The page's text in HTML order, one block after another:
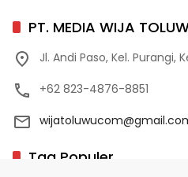
PT. MEDIA WIJA
Jl. Andi Paso, Kel. Purangi,
+62 823-4876-8851
Tag Populer